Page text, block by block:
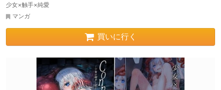
少女×触手×純愛
マンガ
買いに行く